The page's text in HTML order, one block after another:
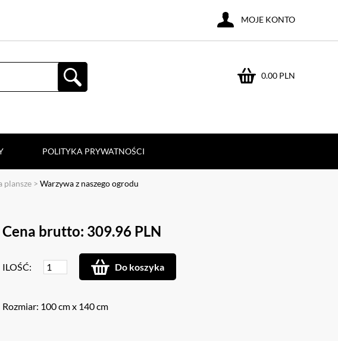
0.00 PLN
MOJE KONTO
POLITYKA PRYWATNOŚCI
plansze > Warzywa z naszego ogrodu
Cena brutto: 309.96 PLN
ILOŚĆ: Do koszyka
Rozmiar: 100 cm x 140 cm